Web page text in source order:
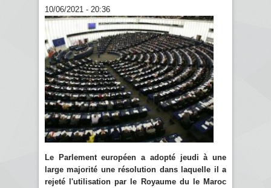
10/06/2021 - 20:36
Le Parlement européen a adopté jeudi à une
large majorité une résolution dans laquelle il a
rejeté l'utilisation par le Royaume du le Maroc